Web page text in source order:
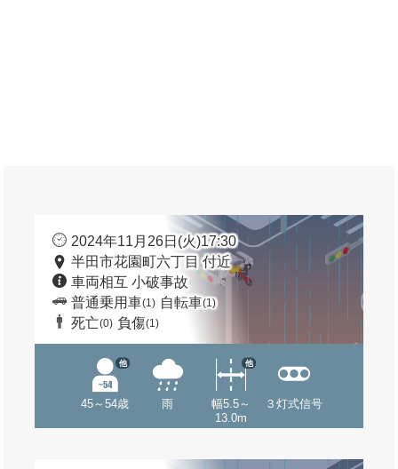
2024年11月26日(火)17:30
半田市花園町六丁目 付近
車両相互 小破事故
普通乗用車(1) 自転車(1)
死亡(0) 負傷(1)
45～54歳
他
雨
幅5.5～
13.0m
他
３灯式信号